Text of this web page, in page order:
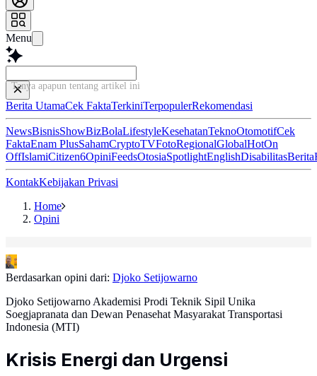
Menu
Tanya apapun tentang artikel ini...
Berita UtamaCek FaktaTerkiniTerpopulerRekomendasi
NewsBisnisShowBizBolaLifestyleKesehatanTeknoOtomotifCek
FaktaEnam PlusSahamCryptoTVFotoRegionalGlobalHotOn
OffIslamiCitizen6OpiniFeedsOtosiaSpotlightEnglishDisabilitasBerita
KontakKebijakan Privasi
Home
Opini
Berdasarkan opini dari: Djoko Setijowarno
Djoko Setijowarno Akademisi Prodi Teknik Sipil Unika
Soegjapranata dan Dewan Penasehat Masyarakat Transportasi
Indonesia (MTI)
Krisis Energi dan Urgensi